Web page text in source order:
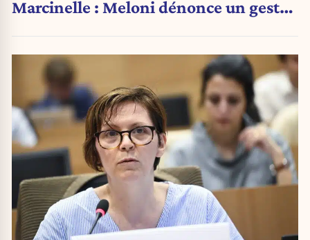
Marcinelle : Meloni dénonce un geste